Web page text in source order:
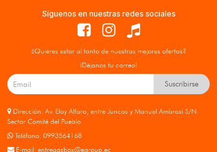
Síguenos en nuestras redes sociales
¿Quiéres estar al tanto de nuestras mejores ofertas?
¡Déjanos tu correo!
Suscribirse
Dirección: Av. Eloy Alfaro, entre Juncos y Manuel Ambrosi S/N.
Sector Comité del Pueblo.
Teléfono: 0993564168
E-mail: entregasbox@egroup.ec